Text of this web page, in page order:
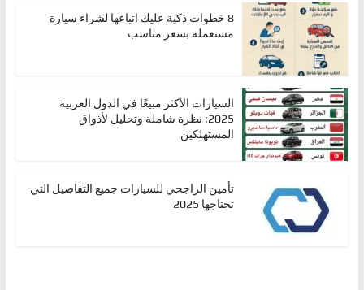
8 خطوات ذكية عليك اتباعها لشراء سيارة
مستعملة بسعر مناسب
السيارات الأكثر مبيعًا في الدول العربية
2025: نظرة شاملة وتحليل لأذواق
المستهلكين
تأمين الراجحي للسيارات جميع التفاصيل التي
تحتاجها 2025